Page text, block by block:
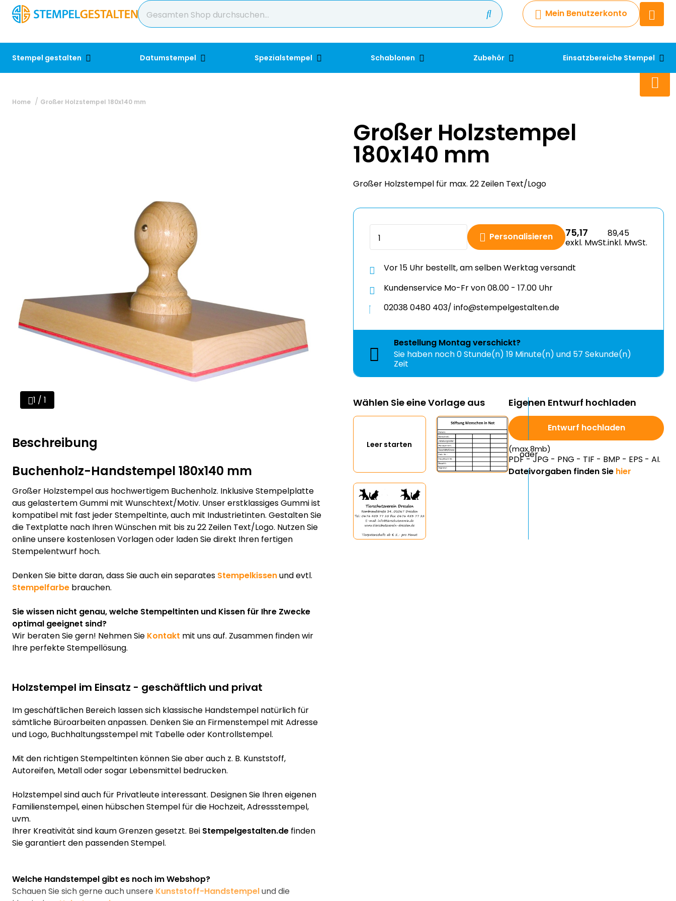
Mein Benutzerkonto
Stempel gestalten Datumstempel Spezialstempel Schablonen Zubehör Einsatzbereiche Stempel
Chatbot
Chatten Sie 24/7 mit unserem
+49 2038 0480 403
Home Großer Holzstempel 180x140 mm
1 / 1
Beschreibung
Buchenholz-Handstempel 180x140 mm
Großer Holzstempel aus hochwertigem Buchenholz. Inklusive Stempelplatte
aus gelastertem Gummi mit Wunschtext/Motiv. Unser erstklassiges Gummi ist
kompatibel mit fast jeder Stempeltinte, auch mit Industrietinten. Gestalten Sie
die Textplatte nach Ihren Wünschen mit bis zu 22 Zeilen Text/Logo. Nutzen Sie
online unsere kostenlosen Vorlagen oder laden Sie direkt Ihren fertigen
Stempelentwurf hoch.
Denken Sie bitte daran, dass Sie auch ein separates Stempelkissenund evtl.
Stempelfarbe brauchen.
Sie wissen nicht genau, welche Stempeltinten und Kissen für Ihre Zwecke
optimal geeignet sind?
Wir beraten Sie gern! Nehmen Sie Kontakt mit uns auf. Zusammen finden wir
Ihre perfekte Stempellösung.
Holzstempel im Einsatz - geschäftlich und privat
Im geschäftlichen Bereich lassen sich klassische Handstempel natürlich für
sämtliche Büroarbeiten anpassen. Denken Sie an Firmenstempel mit Adresse
und Logo, Buchhaltungsstempel mit Tabelle oder Kontrollstempel.
Mit den richtigen Stempeltinten können Sie aber auch z. B. Kunststoff,
Autoreifen, Metall oder sogar Lebensmittel bedrucken.
Holzstempel sind auch für Privatleute interessant. Designen Sie Ihren eigenen
Familienstempel, einen hübschen Stempel für die Hochzeit, Adressstempel,
uvm.
Ihrer Kreativität sind kaum Grenzen gesetzt. Bei Stempelgestalten.de finden
Sie garantiert den passenden Stempel.
Welche Handstempel gibt es noch im Webshop?
Schauen Sie sich gerne auch unsere Kunststoff-Handstempelund die
Großer Holzstempel
180x140 mm
Großer Holzstempel für max. 22 Zeilen Text/Logo
Personalisieren 75,17
exkl. MwSt.
89,45
inkl. MwSt.
Vor 15 Uhr bestellt, am selben Werktag versandt
Kundenservice Mo-Fr von 08.00 - 17.00 Uhr
02038 0480 403/ info@stempelgestalten.de
Bestellung Montagverschickt?
Sie haben noch0 Stunde(n) 19 Minute(n) und 56 Sekunde(n)
Zeit
Wählen Sie eine Vorlage aus
Leer starten
Eigenen Entwurf hochladen
Entwurf hochladen
(max 8mb)
PDF - JPG - PNG - TIF - BMP - EPS - AI.
Dateivorgaben finden Sie hier